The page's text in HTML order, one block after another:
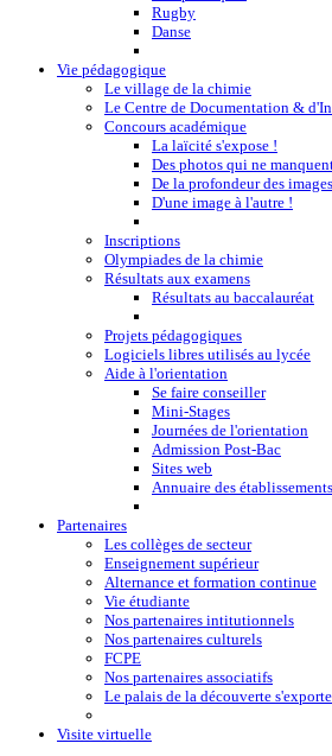
Rugby
Danse
Vie pédagogique
Le village de la chimie
Le Centre de Documentation &
Concours académique
La laïcité s'expose !
Des photos qui ne
De la profondeur des images
D'une image à l'autre !
Inscriptions
Olympiades de la chimie
Résultats aux examens
Résultats au baccalauréat
Projets pédagogiques
Logiciels libres utilisés au lycée
Aide à l'orientation
Se faire conseiller
Mini-Stages
Journées de l'orientation
Admission Post-Bac
Sites web
Annuaire des établissements
Partenaires
Les collèges de secteur
Enseignement supérieur
Alternance et formation continue
Vie étudiante
Nos partenaires intitutionnels
Nos partenaires culturels
FCPE
Nos partenaires associatifs
Le palais de la découverte
Visite virtuelle